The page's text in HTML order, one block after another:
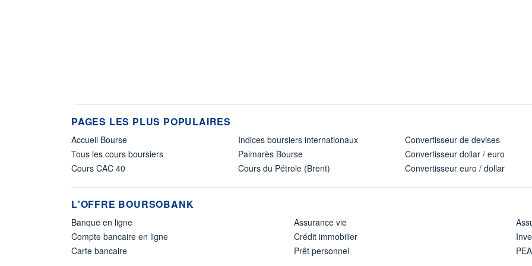
PAGES LES PLUS POPULAIRES
Accueil Bourse
Tous les cours boursiers
Cours CAC 40
Indices boursiers internationaux
Palmarès Bourse
Cours du Pétrole (Brent)
Convertisseur de devises
Convertisseur dollar / euro
Convertisseur euro / dollar
L'OFFRE BOURSOBANK
Banque en ligne
Compte bancaire en ligne
Carte bancaire
Assurance vie
Crédit immobilier
Prêt personnel
PEA